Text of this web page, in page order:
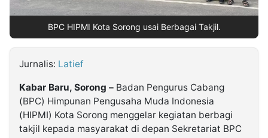
BPC HIPMI Kota Sorong usai Berbagai Takjil.
Jurnalis: Latief
Kabar Baru, Sorong – Badan Pengurus Cabang
(BPC) Himpunan Pengusaha Muda Indonesia
(HIPMI) Kota Sorong menggelar kegiatan berbagi
takjil kepada masyarakat di depan Sekretariat BPC